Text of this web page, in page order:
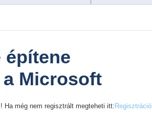
építene
Microsoft
Ha még nem regisztrált megteheti itt:Regisztráció